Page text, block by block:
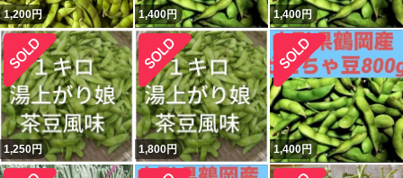
1,200円 1,400円 1,400円
1,250円 1,800円 1,400円